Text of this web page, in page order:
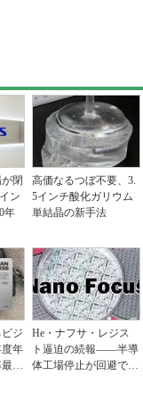
閉
ン
年
高価なるつぼ不要、3.
5インチ酸化ガリウム
単結晶の新手法
ジ
年
大
He・ナフサ・レジス
ト逼迫の続報――半導
体工場停止が回避でき